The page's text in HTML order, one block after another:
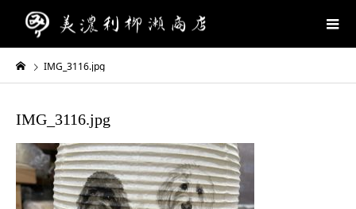
IMG_3116.jpg
IMG_3116.jpg